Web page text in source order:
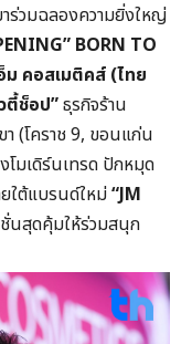
ร่วมฉลองความยิ่งใหญ่
BORN TO
ม คอสเมติคส์ (ไทย
ตี้ช็อป”ธุรกิจร้าน
า (โคราช 9, ขอนแก่น
โมเดิร์นเทรด ปักหมุด
ใต้แบรนด์ใหม่“JM
นสุดคุ้มให้ร่วมสนุก